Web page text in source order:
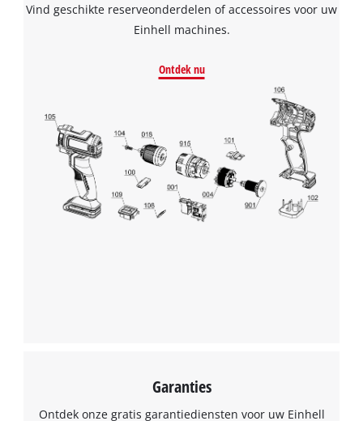
Vind geschikte reserveonderdelen of accessoires voor uw
Einhell machines.
Ontdek nu
Garanties
Ontdek onze gratis garantiediensten voor uw Einhell